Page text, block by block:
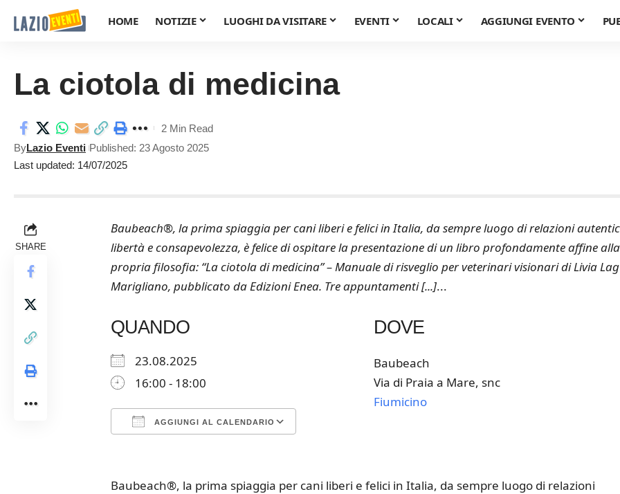
HOME NOTIZIE LUOGHI DA VISITARE EVENTI LOCALI AGGIUNGI EVENTO
La ciotola di medicina
Last updated: 14/07/2025
ByLazio Eventi Published: 23 Agosto 2025
2 Min Read
SHARE
Baubeach®, la prima spiaggia per cani liberi e felici in Italia, da sempre luogo di relazioni
libertà e consapevolezza, è felice di ospitare la presentazione di un libro profondamente affine alla
propria filosofia: “La ciotola di medicina” – Manuale di risveglio per veterinari visionari di Livia
Marigliano, pubblicato da Edizioni Enea. Tre appuntamenti [...]...
QUANDO
23.08.2025
16:00 - 18:00
AGGIUNGI AL CALENDARIO
DOVE
Baubeach
Via di Praia a Mare, snc
Fiumicino
Baubeach®, la prima spiaggia per cani liberi e felici in Italia, da sempre luogo di relazioni